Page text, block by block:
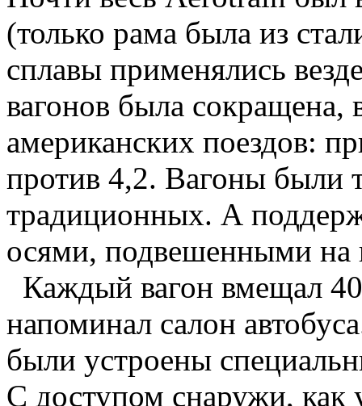
(только рама была из
сплавы применялись
вагонов была сокращена,
американских поездов:
против 4,2. Вагоны были
традиционных. А
осями, подвешенными на
Каждый вагон вмещал
напоминал салон
были устроены
С доступом снаружи, как